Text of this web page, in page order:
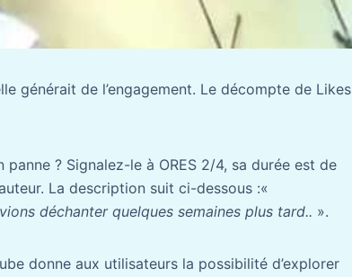
générait de l’engagement. Le décompte de Likes
? Signalez-le à ORES 2/4, sa durée est de
La description suit ci-dessous :«
déchanter quelques semaines plus tard.. ».
donne aux utilisateurs la possibilité d’explorer